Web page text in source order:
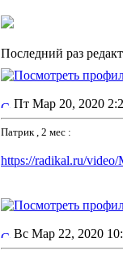
Последний раз
Пт Мар 20, 2020
Патрик , 2 мес :
https://radikal.ru/
Вс Мар 22, 2020